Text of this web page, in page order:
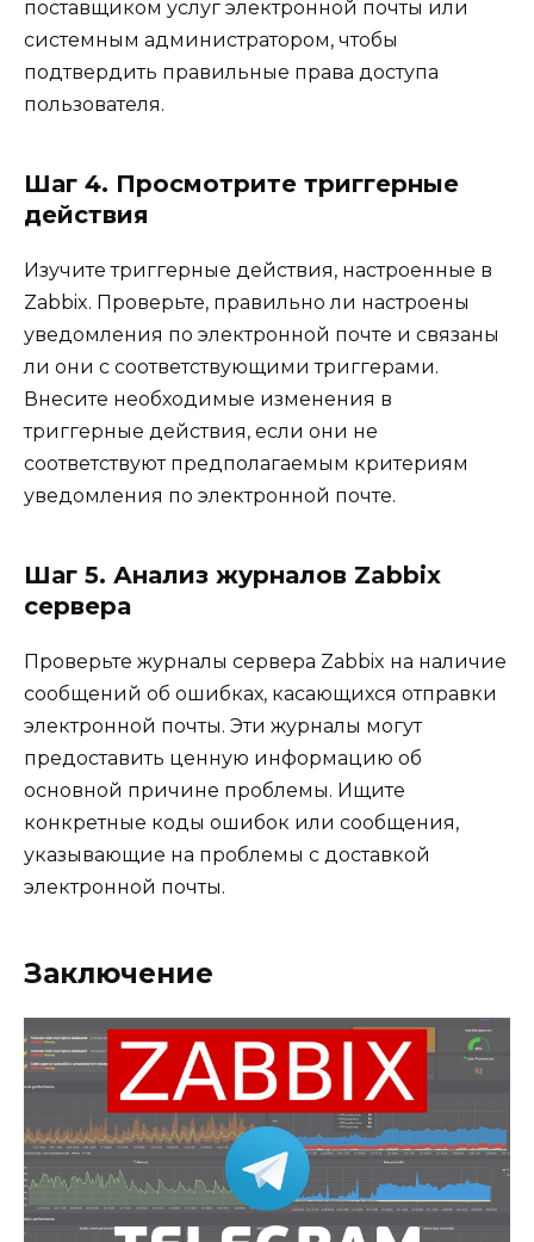
поставщиком услуг электронной почты или
системным администратором, чтобы
подтвердить правильные права доступа
пользователя.
Шаг 4. Просмотрите триггерные
действия
Изучите триггерные действия, настроенные в
Zabbix. Проверьте, правильно ли настроены
уведомления по электронной почте и связаны
ли они с соответствующими триггерами.
Внесите необходимые изменения в
триггерные действия, если они не
соответствуют предполагаемым критериям
уведомления по электронной почте.
Шаг 5. Анализ журналов Zabbix
сервера
Проверьте журналы сервера Zabbix на наличие
сообщений об ошибках, касающихся отправки
электронной почты. Эти журналы могут
предоставить ценную информацию об
основной причине проблемы. Ищите
конкретные коды ошибок или сообщения,
указывающие на проблемы с доставкой
электронной почты.
Заключение